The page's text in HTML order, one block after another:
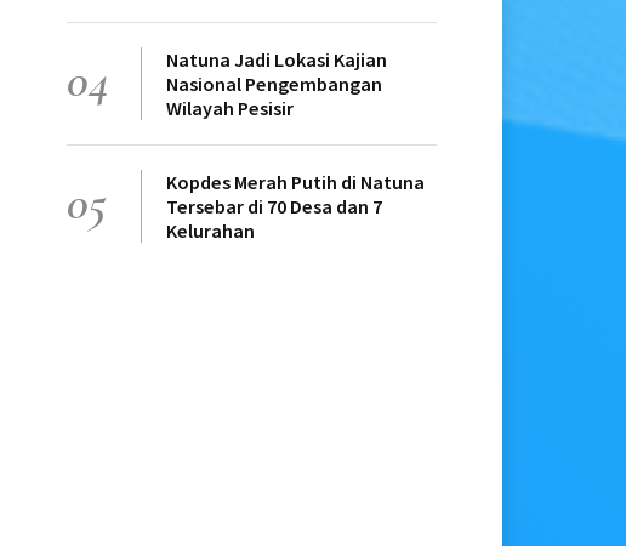
04
Natuna Jadi Lokasi Kajian
Nasional Pengembangan
Wilayah Pesisir
05
Kopdes Merah Putih di Natuna
Tersebar di 70 Desa dan 7
Kelurahan